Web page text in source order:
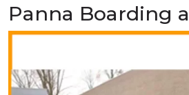
Panna Boarding